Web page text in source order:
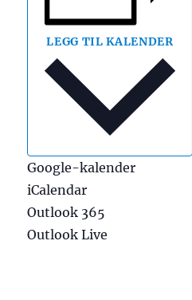
LEGG TIL KALENDER
Google-kalender
iCalendar
Outlook 365
Outlook Live